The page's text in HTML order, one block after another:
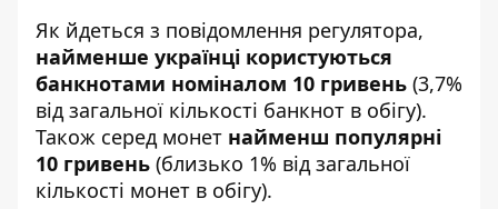
Як йдеться з повідомлення регулятора,
найменше українці користуються
банкнотами номіналом 10 гривень (3,7%
від загальної кількості банкнот в обігу).
Також серед монет найменш популярні
10 гривень (близько 1% від загальної
кількості монет в обігу).